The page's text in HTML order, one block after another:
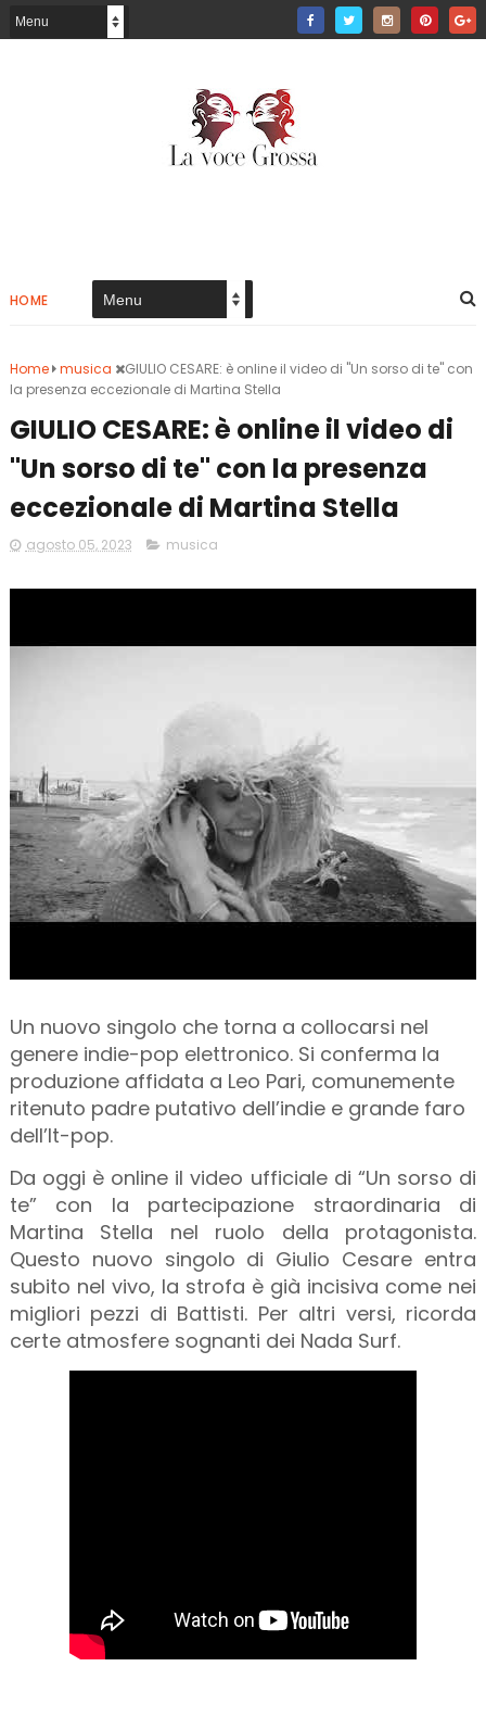
HOME
Home musica
GIULIO CESARE: è online il video di "Un sorso di te" con
la presenza eccezionale di Martina Stella
GIULIO CESARE: è online il video di
"Un sorso di te" con la presenza
eccezionale di Martina Stella
agosto 05, 2023 musica
Un nuovo singolo che torna a collocarsi nel
genere indie-pop elettronico. Si conferma la
produzione affidata a Leo Pari, comunemente
ritenuto padre putativo dell’indie e grande faro
dell’It-pop.
Da oggi è online il video ufficiale di “Un sorso di
te” con la partecipazione straordinaria di
Martina Stella nel ruolo della protagonista.
Questo nuovo singolo di Giulio Cesare entra
subito nel vivo, la strofa è già incisiva come nei
migliori pezzi di Battisti. Per altri versi, ricorda
certe atmosfere sognanti dei Nada Surf.